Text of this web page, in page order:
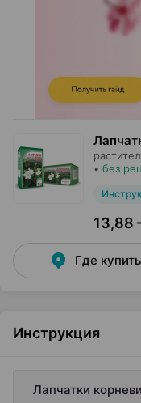
• без
13,88
Где купить
Инструкция
Лапчатки